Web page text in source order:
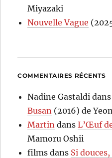
Miyazaki
Nouvelle Vague
COMMENTAIRES RÉCENTS
Nadine Gastaldi
Busan (2016) de
Martin dansL’Œuf
Mamoru Oshii
films dans Si